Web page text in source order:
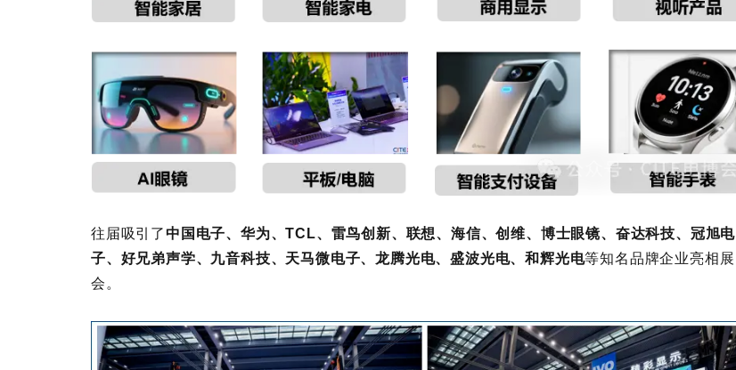
往届吸引了中国电子、华为、TCL、雷鸟创新、联想、海信、创维、博士眼镜、奋达科技、冠旭电
子、好兄弟声学、九音科技、天马微电子、龙腾光电、盛波光电、和辉光电等知名品牌企业亮相展
会。